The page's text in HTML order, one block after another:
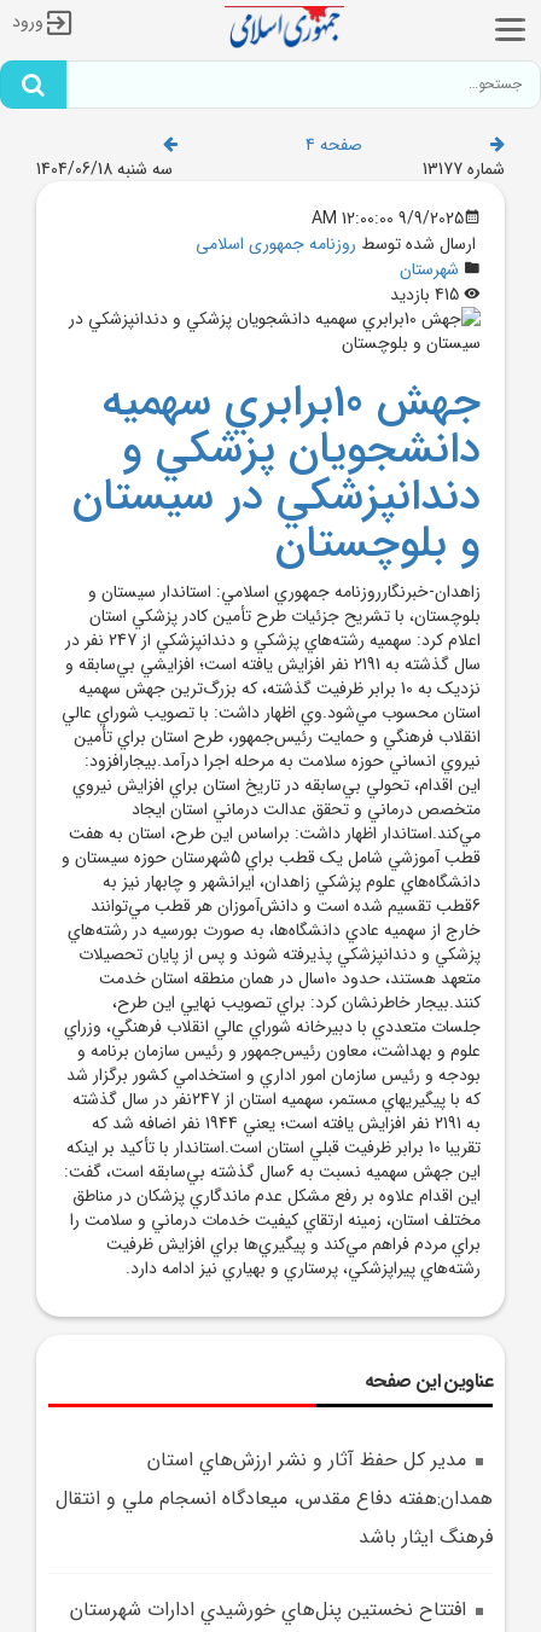
ورود
صفحه 4
شماره 13177
سه شنبه 1404/06/18
9/9/2025 12:00:00 AM
ارسال شده توسط روزنامه جمهوری اسلامی
شهرستان
جهش 10برابري سهميه
دانشجويان پزشکي و
دندانپزشکي در سيستان
و بلوچستان
زاهدان-خبرنگارروزنامه جمهوري اسلامي: استاندار سيستان و
بلوچستان، با تشريح جزئيات طرح تأمين کادر پزشکي استان
اعلام کرد: سهميه رشته‌هاي پزشکي و دندانپزشکي از 247 نفر در
سال گذشته به 2191 نفر افزايش يافته است؛ افزايشي بي‌سابقه و
نزديک به 10 برابر ظرفيت گذشته، که بزرگ‌ترين جهش سهميه
استان محسوب مي‌شود.وي اظهار داشت: با تصويب شوراي عالي
انقلاب فرهنگي و حمايت رئيس‌جمهور، طرح استان براي تأمين
نيروي انساني حوزه سلامت به مرحله اجرا درآمد.بيجارافزود:
اين اقدام، تحولي بي‌سابقه در تاريخ استان براي افزايش نيروي
متخصص درماني و تحقق عدالت درماني استان ايجاد
مي‌کند.استاندار اظهار داشت: براساس اين طرح، استان به هفت
قطب آموزشي شامل يک قطب براي 5شهرستان حوزه سيستان و
دانشگاه‌هاي علوم پزشکي زاهدان، ايرانشهر و چابهار نيز به
6قطب تقسيم شده است و دانش‌آموزان هر قطب مي‌توانند
خارج از سهميه عادي دانشگاه‌ها، به صورت بورسيه در رشته‌هاي
پزشکي و دندانپزشکي پذيرفته شوند و پس از پايان تحصيلات
متعهد هستند، حدود 10سال در همان منطقه استان خدمت
کنند.بيجار خاطرنشان کرد: براي تصويب نهايي اين طرح،
جلسات متعددي با دبيرخانه شوراي عالي انقلاب فرهنگي، وزراي
علوم و بهداشت، معاون رئيس‌جمهور و رئيس سازمان برنامه و
بودجه و رئيس سازمان امور اداري و استخدامي کشور برگزار شد
که با پيگيريهاي مستمر، سهميه استان از 247نفر در سال گذشته
به 2191 نفر افزايش يافته است؛ يعني 1944 نفر اضافه شد که
تقريبا 10 برابر ظرفيت قبلي استان است.استاندار با تأکيد بر اينکه
اين جهش سهميه نسبت به 6سال گذشته بي‌سابقه است، گفت:
اين اقدام علاوه بر رفع مشکل عدم ماندگاري پزشکان در مناطق
مختلف استان، زمينه ارتقاي کيفيت خدمات درماني و سلامت را
براي مردم فراهم مي‌کند و پيگيري‌ها براي افزايش ظرفيت
رشته‌هاي پيراپزشکي، پرستاري و بهياري نيز ادامه دارد.
عناوین این صفحه
مدير کل حفظ آثار و نشر ارزش‌هاي استان
همدان:هفته دفاع مقدس، ميعادگاه انسجام ملي و انتقال
فرهنگ ايثار باشد
افتتاح نخستين پنل‌هاي خورشيدي ادارات شهرستان